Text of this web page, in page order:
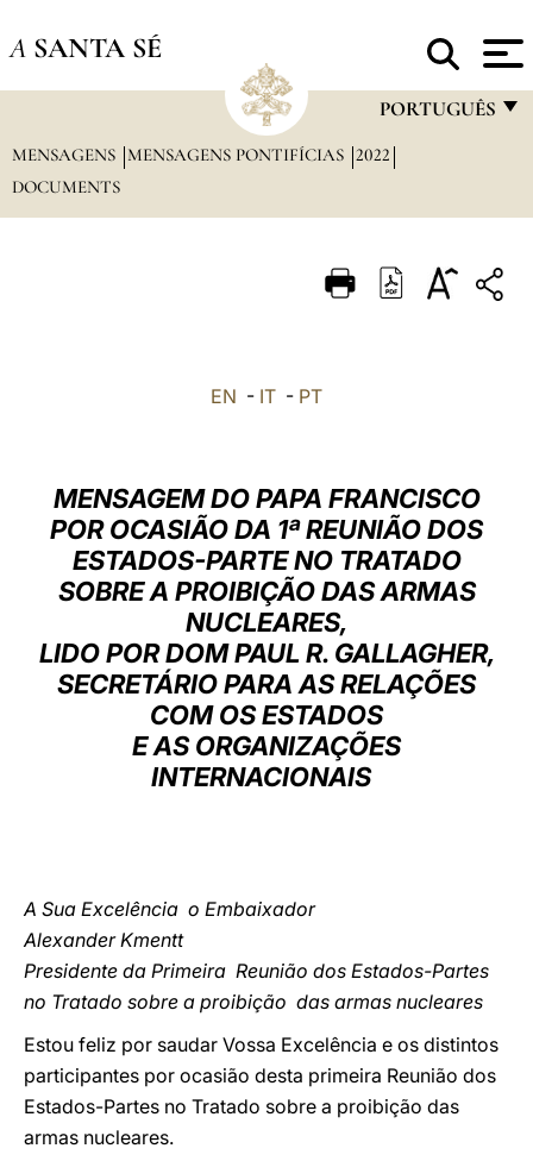
A SANTA SÉ
PORTUGUÊS
FRANÇAIS
PORTUGUÊS
中文
LATINE
MENSAGENS MENSAGENS PONTIFÍCIAS 2022
DOCUMENTS
EN - IT - PT
MENSAGEM DO PAPA FRANCISCO
POR OCASIÃO DA 1ª REUNIÃO DOS
ESTADOS-PARTE NO TRATADO
SOBRE A PROIBIÇÃO DAS ARMAS
NUCLEARES,
LIDO POR DOM PAUL R. GALLAGHER,
SECRETÁRIO PARA AS RELAÇÕES
COM OS ESTADOS
E AS ORGANIZAÇÕES
INTERNACIONAIS
A Sua Excelência o Embaixador
Alexander Kmentt
Presidente da Primeira Reunião dos Estados-Partes
no Tratado sobre a proibição das armas nucleares
Estou feliz por saudar Vossa Excelência e os distintos
participantes por ocasião desta primeira Reunião dos
Estados-Partes no Tratado sobre a proibição das
armas nucleares.